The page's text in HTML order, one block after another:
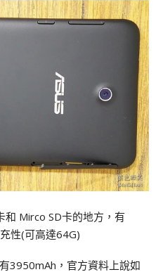
和 Mirco SD卡的地方，有
性(可高達64G)
3950mAh，官方資料上說如